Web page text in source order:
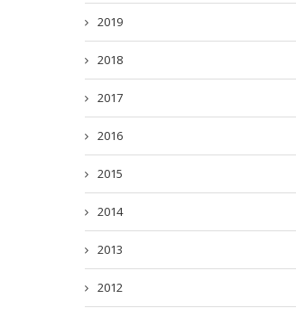
2019
2018
2017
2016
2015
2014
2013
2012